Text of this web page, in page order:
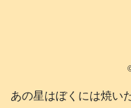
あの星はぼくには焼い